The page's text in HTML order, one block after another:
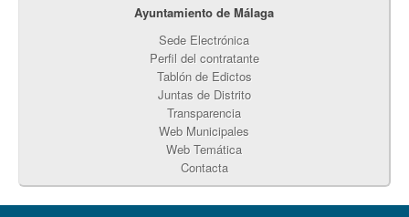
Ayuntamiento de Málaga
Sede Electrónica
Perfil del contratante
Tablón de Edictos
Juntas de Distrito
Transparencia
Web Municipales
Web Temática
Contacta